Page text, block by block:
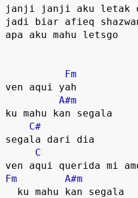
janji janji aku letak
jadi biar afieq
apa aku mahu letsgo
Fm
ven aqui yah
A#m
ku mahu kan segala
C#
segala dari dia
C
Fm
A#m